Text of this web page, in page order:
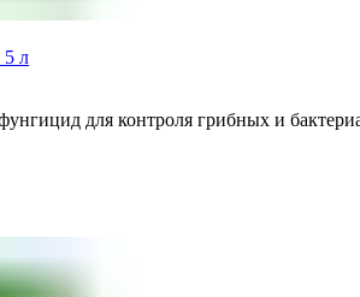
5 л
для контроля грибных и